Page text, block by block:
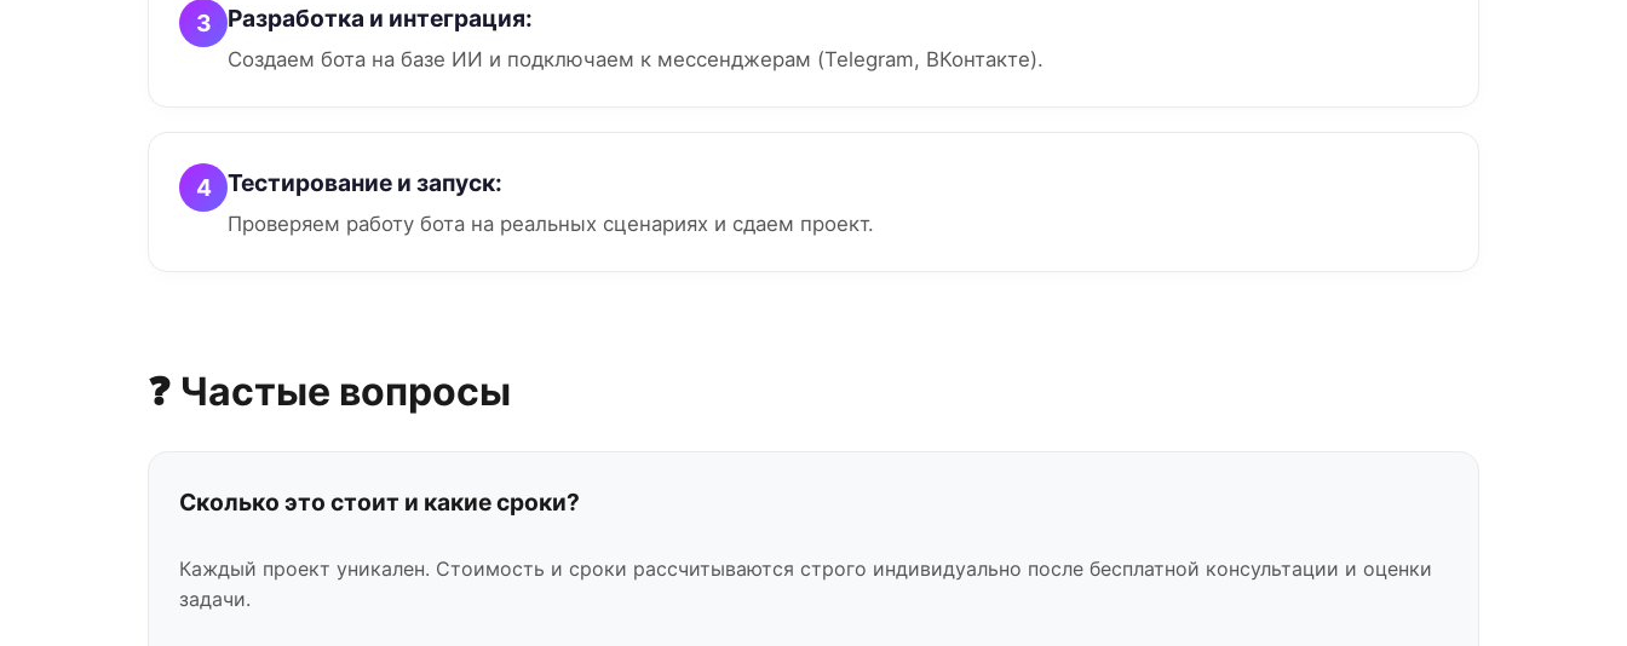
3 Разработка и интеграция:
Создаем бота на базе ИИ и подключаем к мессенджерам (Telegram, ВКонтакте).
4 Тестирование и запуск:
Проверяем работу бота на реальных сценариях и сдаем проект.
❓ Частые вопросы
Сколько это стоит и какие сроки?
Каждый проект уникален. Стоимость и сроки рассчитываются строго индивидуально после бесплатной консультации и оценки
задачи.